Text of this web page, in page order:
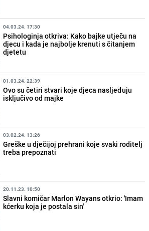
04.03.24. 17:30
Psihologinja otkriva: Kako bajke utječu na
djecu i kada je najbolje krenuti s čitanjem
djetetu
01.03.24. 22:39
Ovo su četiri stvari koje djeca nasljeđuju
isključivo od majke
03.02.24. 13:26
Greške u dječijoj prehrani koje svaki roditelj
treba prepoznati
20.11.23. 10:50
Slavni komičar Marlon Wayans otkrio: 'Imam
kćerku koja je postala sin'